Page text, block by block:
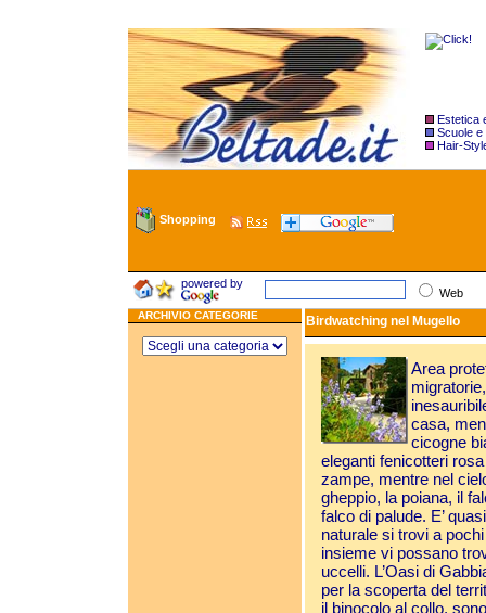
Estetica
Scuole e
Hair-
Shopping
powered by
Web
ARCHIVIO CATEGORIE Birdwatching nel Mugello
Area
migratorie,
casa,
cicogne
eleganti fenicotteri
zampe, mentre nel
gheppio, la poiana, il
falco di palude. E’
naturale si trovi a
insieme vi possano
uccelli. L’Oasi di
per la scoperta del
il binocolo al collo,